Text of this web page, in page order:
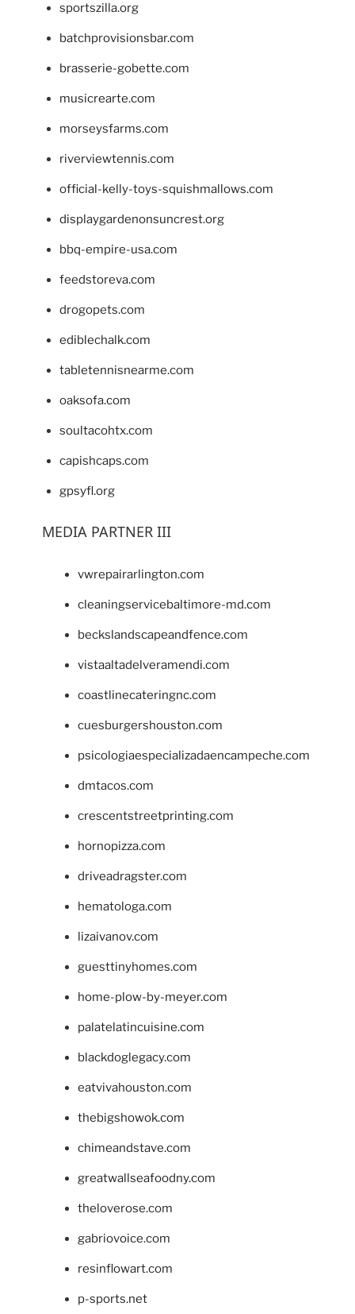
sportszilla.org
batchprovisionsbar.com
brasserie-gobette.com
musicrearte.com
morseysfarms.com
riverviewtennis.com
official-kelly-toys-squishmallows.com
displaygardenonsuncrest.org
bbq-empire-usa.com
feedstoreva.com
drogopets.com
ediblechalk.com
tabletennisnearme.com
oaksofa.com
soultacohtx.com
capishcaps.com
gpsyfl.org
MEDIA PARTNER III
vwrepairarlington.com
cleaningservicebaltimore-md.com
beckslandscapeandfence.com
vistaaltadelveramendi.com
coastlinecateringnc.com
cuesburgershouston.com
psicologiaespecializadaencampeche.com
dmtacos.com
crescentstreetprinting.com
hornopizza.com
driveadragster.com
hematologa.com
lizaivanov.com
guesttinyhomes.com
home-plow-by-meyer.com
palatelatincuisine.com
blackdoglegacy.com
eatvivahouston.com
thebigshowok.com
chimeandstave.com
greatwallseafoodny.com
theloverose.com
gabriovoice.com
resinflowart.com
p-sports.net